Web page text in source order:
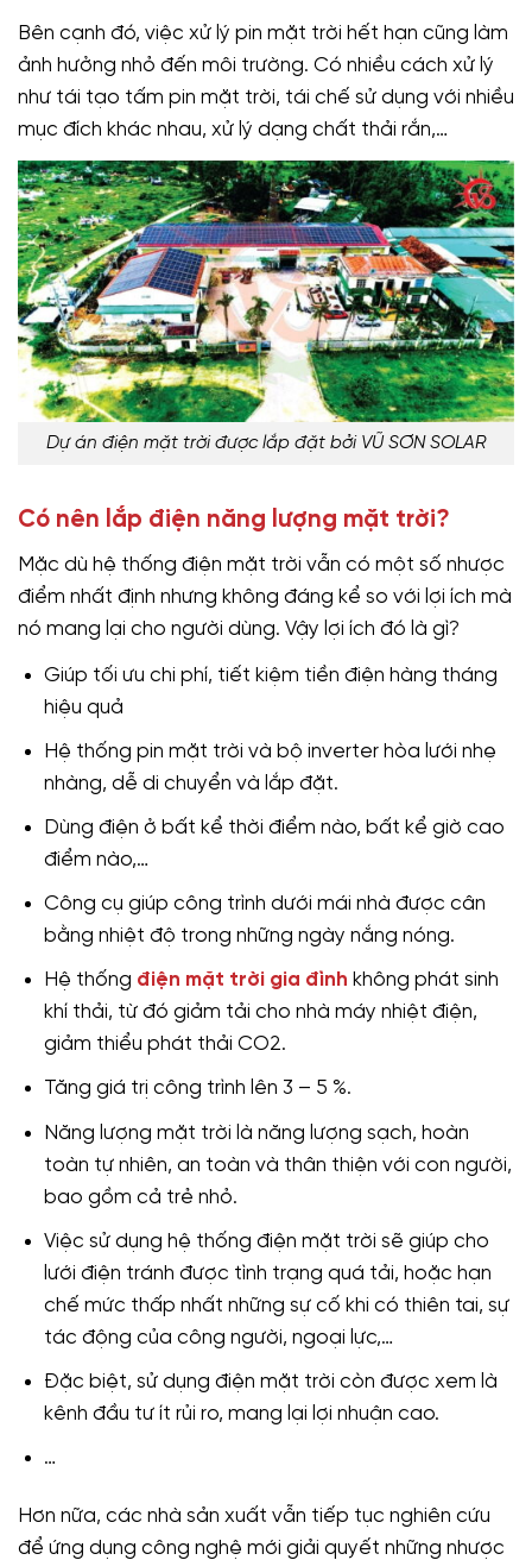
Bên cạnh đó, việc xử lý pin mặt trời hết hạn cũng làm
ảnh hưởng nhỏ đến môi trường. Có nhiều cách xử lý
như tái tạo tấm pin mặt trời, tái chế sử dụng với nhiều
mục đích khác nhau, xử lý dạng chất thải rắn,…
Dự án điện mặt trời được lắp đặt bởi VŨ SƠN SOLAR
Có nên lắp điện năng lượng mặt trời?
Mặc dù hệ thống điện mặt trời vẫn có một số nhược
điểm nhất định nhưng không đáng kể so với lợi ích mà
nó mang lại cho người dùng. Vậy lợi ích đó là gì?
Giúp tối ưu chi phí, tiết kiệm tiền điện hàng tháng
hiệu quả
Hệ thống pin mặt trời và bộ inverter hòa lưới nhẹ
nhàng, dễ di chuyển và lắp đặt.
Dùng điện ở bất kể thời điểm nào, bất kể giờ cao
điểm nào,…
Công cụ giúp công trình dưới mái nhà được cân
bằng nhiệt độ trong những ngày nắng nóng.
Hệ thống điện mặt trời gia đình không phát sinh
khí thải, từ đó giảm tải cho nhà máy nhiệt điện,
giảm thiểu phát thải CO2.
Tăng giá trị công trình lên 3 – 5 %.
Năng lượng mặt trời là năng lượng sạch, hoàn
toàn tự nhiên, an toàn và thân thiện với con người,
bao gồm cả trẻ nhỏ.
Việc sử dụng hệ thống điện mặt trời sẽ giúp cho
lưới điện tránh được tình trạng quá tải, hoặc hạn
chế mức thấp nhất những sự cố khi có thiên tai, sự
tác động của công người, ngoại lực,…
Đặc biệt, sử dụng điện mặt trời còn được xem là
kênh đầu tư ít rủi ro, mang lại lợi nhuận cao.
…
Hơn nữa, các nhà sản xuất vẫn tiếp tục nghiên cứu
để ứng dụng công nghệ mới giải quyết những nhược